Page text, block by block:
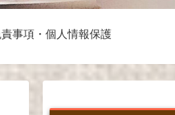
責事項・個人情報保護